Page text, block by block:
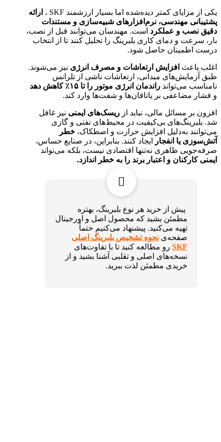
یکی از مزایای کمتر دیده‌شده اما بسیار ارزشمند SKF ،
ارائه
پشتیبانی مهندسی، نرم‌افزارهای شبیه‌سازی و مستندات
دقیق نصب و عملکرد است. مهندسان می‌توانند قبل از نصب،
بار، سرعت و دمای کاری بلبرینگ را تحلیل کنند تا از انتخاب
درست اطمینان حاصل شود.
اغلب باعث افزایش ارتعاشات و مصرف انرژی نیز می‌شوند.
طبق آزمایش‌های میدانی، ارتعاشات ناشی از تلرانس
نامناسب می‌تواند راندمان انرژی موتور را تا ۱۵٪
کاهش دهد
و فشار مضاعفی بر یاتاقان‌ها و شفت‌ها وارد کند.
افزون بر مسائل مالی، نباید از ریسک‌های ایمنی نیز غافل
شد. بلبرینگ‌های بی‌کیفیت در محیط‌های نفتی و گازی
می‌توانند به‌دلیل افزایش حرارت و اصطکاک، خطر
آتش‌سوزی یا انفجار
ایجاد کنند. بنابراین، در صنایع حساس،
صرفه‌جویی ظاهری نه‌تنها اقتصادی نیست، بلکه می‌تواند
ایمنی کارکنان و اعتبار برند را به خطر اندازد.
پیش از خرید هر نوع بلبرینگ، بهتره
مطمئن بشید که محصول اصل و اورجینال
تهیه می‌کنید. پیشنهاد می‌کنیم حتماً
صفحه‌ی نحوه تشخیص بلبرینگ اصلی
SKF رو مطالعه کنید تا با تفاوت‌های
نسخه‌های اصلی و تقلبی آشنا بشید و از
خریدی مطمئن لذت ببرید.